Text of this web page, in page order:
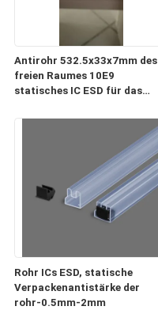
Antirohr 532.5x33x7mm des
freien Raumes 10E9
statisches IC ESD für das
Rohr ICs ESD, statische
Verpackenantistärke der
rohr-0.5mm-2mm